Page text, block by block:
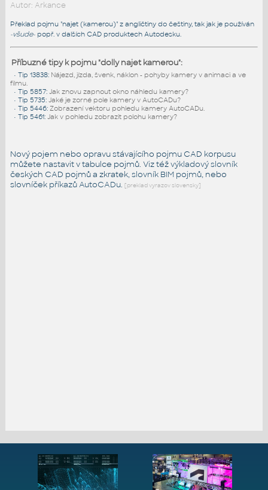
Autor: Arkance
Překlad pojmu "najet (kamerou)" z angličtiny do češtiny, tak jak je používán
-všude-popř. v dalších CAD produktech Autodesku.
Příbuzné tipy k pojmu "dolly najet kamerou":
• Tip 13838: Nájezd, jízda, švenk, náklon - pohyby kamery v animaci a ve
filmu.
• Tip 5857: Jak znovu zapnout okno náhledu kamery?
• Tip 5735: Jaké je zorné pole kamery v AutoCADu?
• Tip 5446: Zobrazení vektoru pohledu kamery AutoCADu.
• Tip 5461: Jak v pohledu zobrazit polohu kamery?
Nový pojem nebo opravu stávajícího pojmu CAD korpusu
můžete nastavit v tabulce pojmů. Viz téžvýkladový slovník
českých CAD pojmů a zkratek,slovník BIM pojmů, nebo
slovníček příkazů AutoCADu. [preklad vyrazov slovensky]